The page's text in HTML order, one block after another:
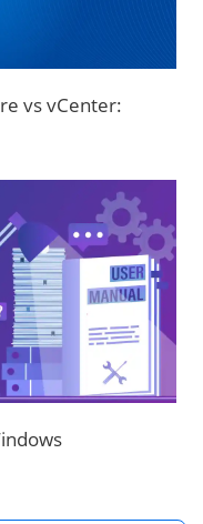
vs vCenter: